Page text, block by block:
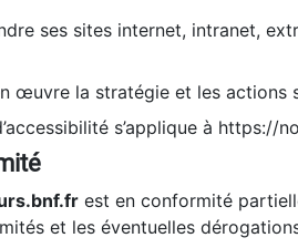
ses sites internet, intranet,
œuvre la stratégie et les actions
s’applique à https://
est en conformité
et les éventuelles